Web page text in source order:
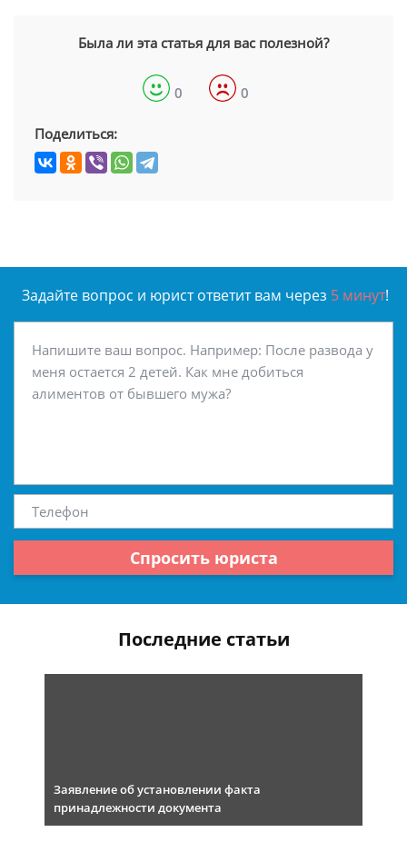
Была ли эта статья для вас полезной?
0 0
Поделиться:
Задайте вопрос и юрист ответит вам через 5 минут!
Спросить юриста
Последние статьи
Заявление об установлении факта
принадлежности документа